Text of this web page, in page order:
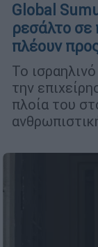
Global
ρεσάλτο σε
πλέουν
Το
την
πλοία του